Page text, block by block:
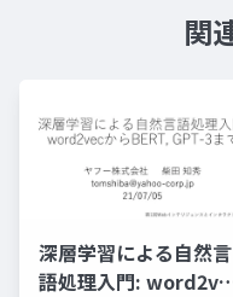
関
深層学習による自然言
語処理入門: